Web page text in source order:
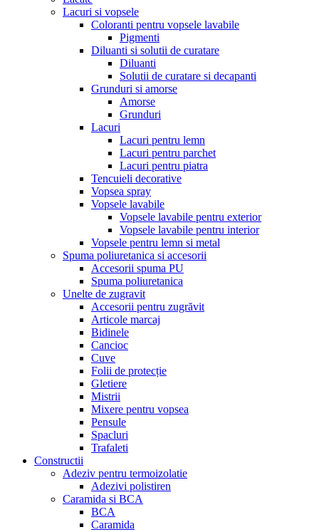
Lacuri si vopsele
Coloranti pentru vopsele lavabile
Pigmenti
Diluanti si solutii de curatare
Diluanti
Solutii de curatare si decapanti
Grunduri si amorse
Amorse
Grunduri
Lacuri
Lacuri pentru lemn
Lacuri pentru parchet
Lacuri pentru piatra
Tencuieli decorative
Vopsea spray
Vopsele lavabile
Vopsele lavabile pentru exterior
Vopsele lavabile pentru interior
Vopsele pentru lemn si metal
Spuma poliuretanica si accesorii
Accesorii spuma PU
Spuma poliuretanica
Unelte de zugravit
Accesorii pentru zugrăvit
Articole marcaj
Bidinele
Cancioc
Cuve
Folii de protecție
Gletiere
Mistrii
Mixere pentru vopsea
Pensule
Spacluri
Trafaleti
Constructii
Adeziv pentru termoizolatie
Adezivi polistiren
Caramida si BCA
BCA
Caramida